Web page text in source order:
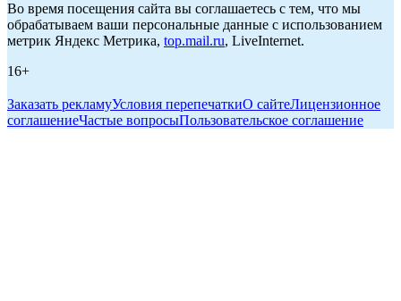
Во время посещения сайта вы соглашаетесь с тем, что мы
обрабатываем ваши персональные данные с использованием
метрик Яндекс Метрика, top.mail.ru, LiveInternet.
16+
Заказать рекламуУсловия перепечаткиО сайтеЛицензионное
соглашениеЧастые вопросыПользовательское соглашение